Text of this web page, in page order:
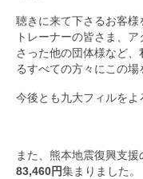
聴きに来て下さるお客様
トレーナーの皆さま、
さった他の団体様など
るすべての方々にこの場
今後とも九大フィルを
また、熊本地震復興支援
83,460円集まりました。